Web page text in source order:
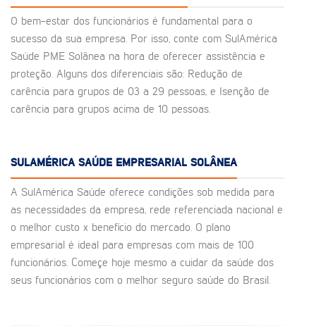
O bem-estar dos funcionários é fundamental para o
sucesso da sua empresa. Por isso, conte com SulAmérica
Saúde PME Solânea na hora de oferecer assistência e
proteção. Alguns dos diferenciais são: Redução de
carência para grupos de 03 a 29 pessoas, e Isenção de
carência para grupos acima de 10 pessoas.
SULAMÉRICA SAÚDE EMPRESARIAL SOLÂNEA
A SulAmérica Saúde oferece condições sob medida para
as necessidades da empresa, rede referenciada nacional e
o melhor custo x benefício do mercado. O plano
empresarial é ideal para empresas com mais de 100
funcionários. Começe hoje mesmo a cuidar da saúde dos
seus funcionários com o melhor seguro saúde do Brasil.